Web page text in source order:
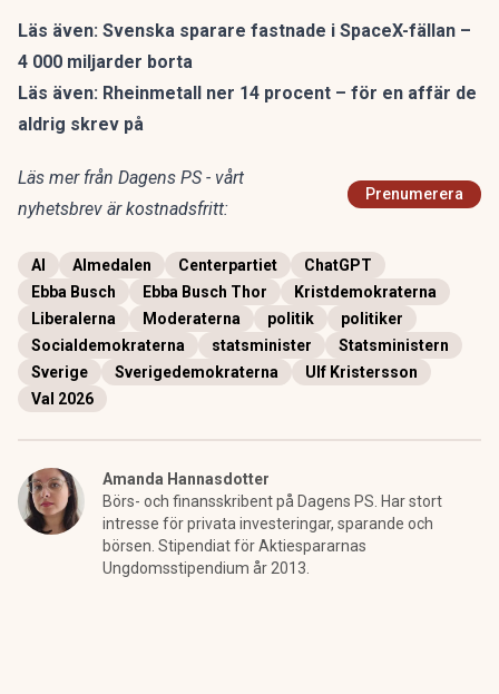
Läs även: Svenska sparare fastnade i SpaceX-fällan –
4 000 miljarder borta
Läs även: Rheinmetall ner 14 procent – för en affär de
aldrig skrev på
Läs mer från Dagens PS - vårt
nyhetsbrev är kostnadsfritt:
Prenumerera
AI Almedalen Centerpartiet
ChatGPT
Ebba Busch
Ebba Busch Thor
Kristdemokraterna
Liberalerna
Moderaterna politik
politiker
Socialdemokraterna
statsminister
Statsministern
Sverige
Sverigedemokraterna
Ulf Kristersson
Val 2026
Amanda Hannasdotter
Börs- och finansskribent på Dagens PS. Har stort
intresse för privata investeringar, sparande och
börsen. Stipendiat för Aktiespararnas
Ungdomsstipendium år 2013.